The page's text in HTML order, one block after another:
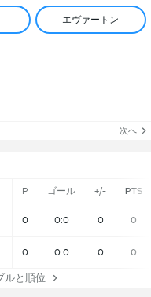
エヴァートン
次へ
P ゴール +/- PTS
0 0:0 0 0
0 0:0 0 0
と順位